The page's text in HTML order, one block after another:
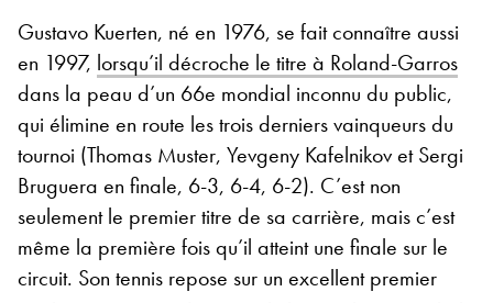
Gustavo Kuerten, né en 1976, se fait connaître aussi
en 1997, lorsqu’il décroche le titre à Roland-Garros
dans la peau d’un 66e mondial inconnu du public,
qui élimine en route les trois derniers vainqueurs du
tournoi (Thomas Muster, Yevgeny Kafelnikov et Sergi
Bruguera en finale, 6-3, 6-4, 6-2). C’est non
seulement le premier titre de sa carrière, mais c’est
même la première fois qu’il atteint une finale sur le
circuit. Son tennis repose sur un excellent premier